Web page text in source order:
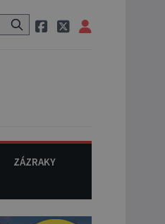
nasedne do něj a už ho nikdy
ZÁZRAKY